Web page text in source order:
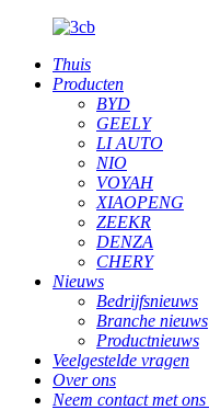
Thuis
Producten
BYD
GEELY
LI AUTO
NIO
VOYAH
XIAOPENG
ZEEKR
DENZA
CHERY
Nieuws
Bedrijfsnieuws
Branche nieuws
Productnieuws
Veelgestelde vragen
Over ons
Neem contact met